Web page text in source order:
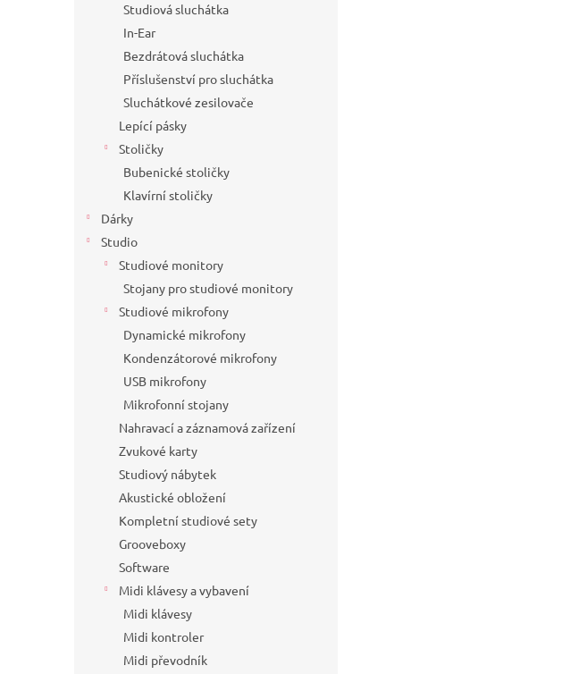
Studiová sluchátka
In-Ear
Bezdrátová sluchátka
Příslušenství pro sluchátka
Sluchátkové zesilovače
Lepící pásky
Stoličky
Bubenické stoličky
Klavírní stoličky
Dárky
Studio
Studiové monitory
Stojany pro studiové monitory
Studiové mikrofony
Dynamické mikrofony
Kondenzátorové mikrofony
USB mikrofony
Mikrofonní stojany
Nahravací a záznamová zařízení
Zvukové karty
Studiový nábytek
Akustické obložení
Kompletní studiové sety
Grooveboxy
Software
Midi klávesy a vybavení
Midi klávesy
Midi kontroler
Midi převodník